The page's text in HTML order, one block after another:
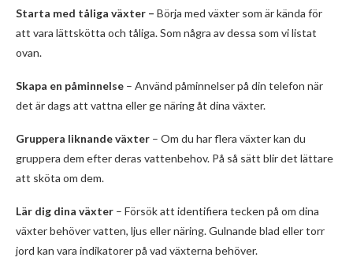
Starta med tåliga växter – Börja med växter som är kända för
att vara lättskötta och tåliga. Som några av dessa som vi listat
ovan.
Skapa en påminnelse – Använd påminnelser på din telefon när
det är dags att vattna eller ge näring åt dina växter.
Gruppera liknande växter – Om du har flera växter kan du
gruppera dem efter deras vattenbehov. På så sätt blir det lättare
att sköta om dem.
Lär dig dina växter – Försök att identifiera tecken på om dina
växter behöver vatten, ljus eller näring. Gulnande blad eller torr
jord kan vara indikatorer på vad växterna behöver.